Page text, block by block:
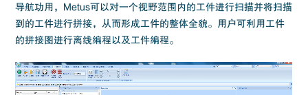
导航功用，Metus可以对一个视野范围内的工件进行扫描并将扫描
到的工件进行拼接，从而形成工件的整体全貌。用户可利用工件
的拼接图进行离线编程以及工件编程。